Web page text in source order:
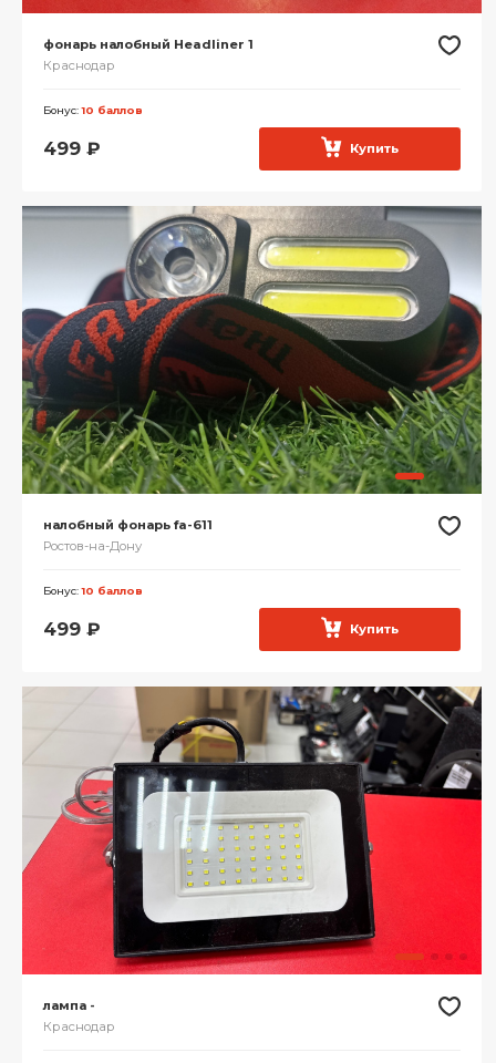
фонарь налобный Headliner 1
Краснодар
Бонус:10 баллов
499 ₽ Купить
налобный фонарь fa-611
Ростов-на-Дону
Бонус:10 баллов
499 ₽ Купить
лампа -
Краснодар